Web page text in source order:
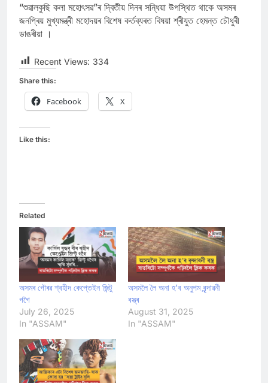
“শুৱালকুছি কলা মহোৎসৱ”ৰ দ্বিতীয় দিনৰ সন্ধিয়া উপস্থিত থাকে অসমৰ
জনপ্ৰিয় মুখ্যমন্ত্ৰী মহোদয়ৰ বিশেষ কৰ্তব্যৰত বিষয়া শ্ৰীযুত হেমন্ত চৌধুৰী
ডাঙৰীয়া ।
Recent Views: 334
Share this:
Facebook X
Like this:
Related
অসমৰ গৌৰৱ শ্বহীদ কেপ্তেইন জিন্টু
গগৈ
July 26, 2025
In "ASSAM"
অসমলৈ লৈ অনা হ’ব অনুপম বৃন্দাৱনী
বস্ত্ৰ
August 31, 2025
In "ASSAM"